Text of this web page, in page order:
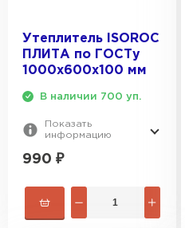
Утеплитель ISOROC
ПЛИТА по ГОСТу
1000х600х100 мм
В наличии 700 уп.
Показать
информацию
990 ₽